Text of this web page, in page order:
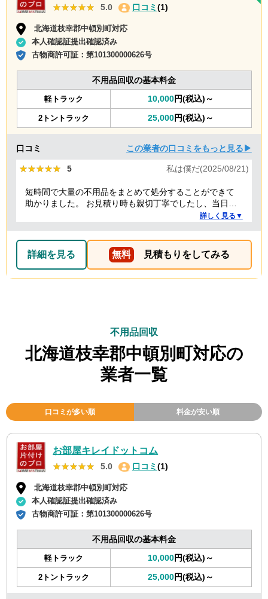
★★★★★
★★★★★ 5.0 口コミ (1)
北海道枝幸郡中頓別町対応
本人確認証提出確認済み
古物商許可証：第101300000626号
不用品回収の基本料金
軽トラック 10,000円(税込)～
2トントラック 25,000円(税込)～
口コミ この業者の口コミをもっと見る▶
★★★★★
★★★★★ 5 私は僕だ(2025/08/21)
短時間で大量の不用品をまとめて処分することができて
助かりました。 お見積り時も親切丁寧でしたし、当日作
業を担当してくれた方たちも礼儀正しく気持ちよく対応
詳しく見る▼
詳細を見る 無料 見積もりをしてみる
不用品回収
北海道枝幸郡中頓別町対応の
業者一覧
口コミが多い順 料金が安い順
お部屋キレイドットコム
★★★★★
★★★★★ 5.0 口コミ (1)
北海道枝幸郡中頓別町対応
本人確認証提出確認済み
古物商許可証：第101300000626号
不用品回収の基本料金
軽トラック 10,000円(税込)～
2トントラック 25,000円(税込)～